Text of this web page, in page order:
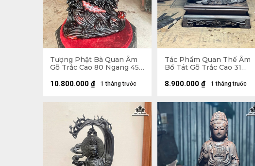
Tượng Phật Bà Quan Âm
Gỗ Trắc Cao 80 Ngang 45
1 tháng trước
10.800.000 ₫
Tác Phẩm Quan Thế Âm
Bồ Tát Gỗ Trắc Cao 31
22x22x7 (cm)1 tháng trước
8.900.000 ₫